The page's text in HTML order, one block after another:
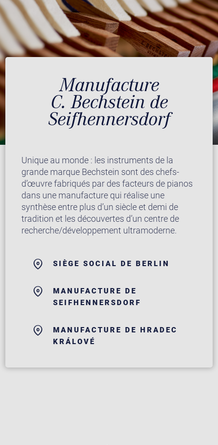
Manufacture
C. Bechstein de
Seifhennersdorf
Unique au monde : les instruments de la
grande marque Bechstein sont des chefs-
d’œuvre fabriqués par des facteurs de pianos
dans une manufacture qui réalise une
synthèse entre plus d’un siècle et demi de
tradition et les découvertes d’un centre de
recherche/développement ultramoderne.
SIÈGE SOCIAL DE BERLIN
MANUFACTURE DE
SEIFHENNERSDORF
MANUFACTURE DE HRADEC
KRÁLOVÉ